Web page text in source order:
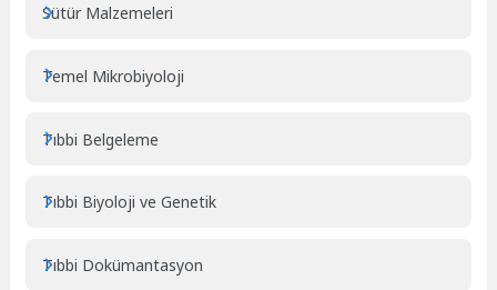
Sütür Malzemeleri
Temel Mikrobiyoloji
Tıbbi Belgeleme
Tıbbi Biyoloji ve Genetik
Tıbbi Dokümantasyon